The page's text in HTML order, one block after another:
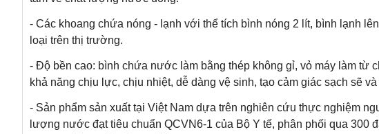
- Các khoang chứa nóng - lạnh với thể tích bình nóng 2 lít, bình lạnh
loại trên thị trường.
- Độ bền cao: bình chứa nước làm bằng thép không gỉ, vỏ máy làm từ
khả năng chịu lực, chịu nhiệt, dễ dàng vệ sinh, tạo cảm giác sạch sẽ
- Sản phẩm sản xuất tại Việt Nam dựa trên nghiên cứu thực nghiệm
lượng nước đạt tiêu chuẩn QCVN6-1 của Bộ Y tế, phân phối qua 300